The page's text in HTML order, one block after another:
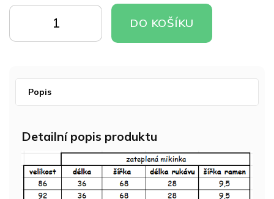
cena:
KOŠÍKU
KOŠÍKU
DO KOŠÍKU
Popis
Detailní popis produktu